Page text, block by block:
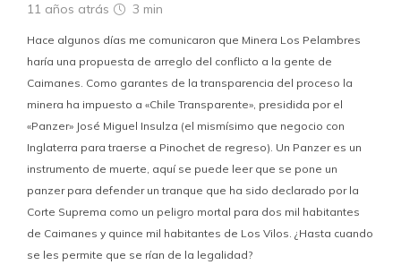
11 años atrás
3 min
Hace algunos días me comunicaron que Minera Los Pelambres
haría una propuesta de arreglo del conflicto a la gente de
Caimanes. Como garantes de la transparencia del proceso la
minera ha impuesto a «Chile Transparente», presidida por el
«Panzer» José Miguel Insulza (el mismísimo que negocio con
Inglaterra para traerse a Pinochet de regreso). Un Panzer es un
instrumento de muerte, aquí se puede leer que se pone un
panzer para defender un tranque que ha sido declarado por la
Corte Suprema como un peligro mortal para dos mil habitantes
de Caimanes y quince mil habitantes de Los Vilos. ¿Hasta cuando
se les permite que se rían de la legalidad?